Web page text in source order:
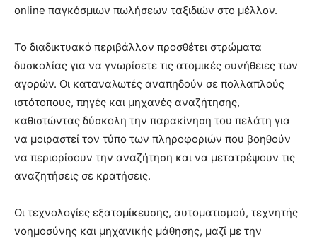
online παγκόσμιων πωλήσεων ταξιδιών στο μέλλον.
Το διαδικτυακό περιβάλλον προσθέτει στρώματα
δυσκολίας για να γνωρίσετε τις ατομικές συνήθειες των
αγορών. Οι καταναλωτές αναπηδούν σε πολλαπλούς
ιστότοπους, πηγές και μηχανές αναζήτησης,
καθιστώντας δύσκολη την παρακίνηση του πελάτη για
να μοιραστεί τον τύπο των πληροφοριών που βοηθούν
να περιορίσουν την αναζήτηση και να μετατρέψουν τις
αναζητήσεις σε κρατήσεις.
Οι τεχνολογίες εξατομίκευσης, αυτοματισμού, τεχνητής
νοημοσύνης και μηχανικής μάθησης, μαζί με την